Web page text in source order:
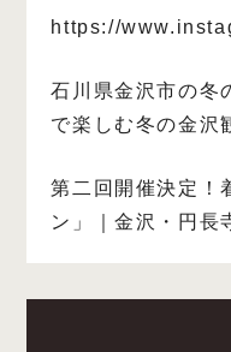
https://
石川県金沢市の冬
で楽しむ冬の金沢
第二回開催決定！
ン」｜金沢・円